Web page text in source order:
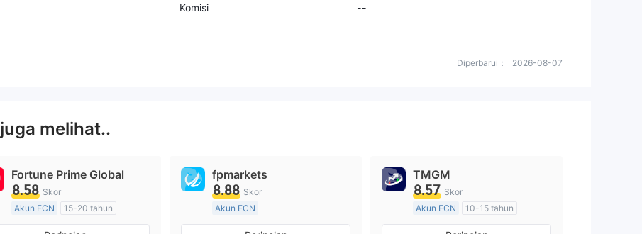
Komisi
--
Diperbarui： 2026-08-07
juga melihat..
Fortune Prime Global
8.58 Skor
Akun ECN
15-20 tahun
Diatur di Australia
fpmarkets
8.88 Skor
Akun ECN
Lebih dari 20 tahun
TMGM
8.57 Skor
Akun ECN
10-15 tahun
Diatur di Australia